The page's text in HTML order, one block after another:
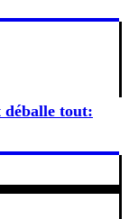
déballe tout: